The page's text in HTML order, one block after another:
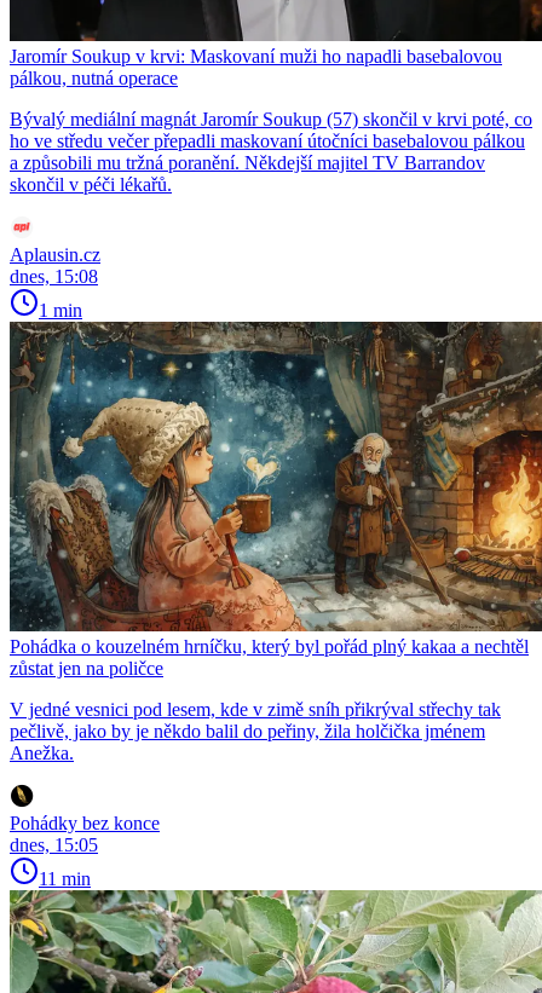
Jaromír Soukup v krvi: Maskovaní muži ho napadli basebalovou
pálkou, nutná operace
Bývalý mediální magnát Jaromír Soukup (57) skončil v krvi poté, co
ho ve středu večer přepadli maskovaní útočníci basebalovou pálkou
a způsobili mu tržná poranění. Někdejší majitel TV Barrandov
skončil v péči lékařů.
Aplausin.cz
dnes, 15:08
1 min
Pohádka o kouzelném hrníčku, který byl pořád plný kakaa a nechtěl
zůstat jen na poličce
V jedné vesnici pod lesem, kde v zimě sníh přikrýval střechy tak
pečlivě, jako by je někdo balil do peřiny, žila holčička jménem
Anežka.
Pohádky bez konce
dnes, 15:05
11 min